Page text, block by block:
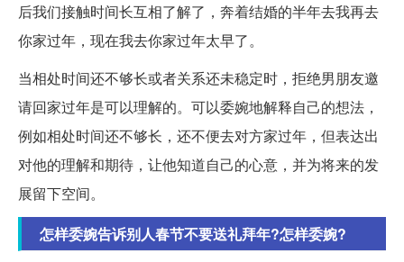
后我们接触时间长互相了解了，奔着结婚的半年去我再去
你家过年，现在我去你家过年太早了。
当相处时间还不够长或者关系还未稳定时，拒绝男朋友邀
请回家过年是可以理解的。可以委婉地解释自己的想法，
例如相处时间还不够长，还不便去对方家过年，但表达出
对他的理解和期待，让他知道自己的心意，并为将来的发
展留下空间。
怎样委婉告诉别人春节不要送礼拜年?怎样委婉?